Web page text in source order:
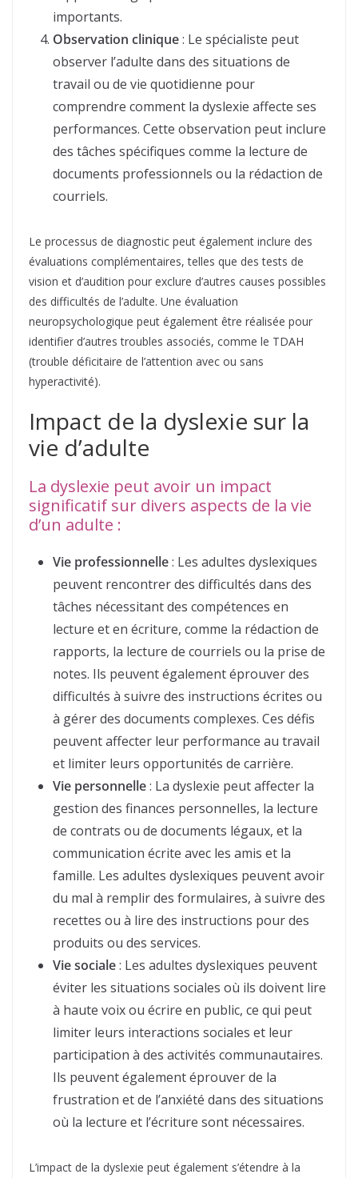
importants.
Observation clinique: Le spécialiste peut
observer l’adulte dans des situations de
travail ou de vie quotidienne pour
comprendre comment la dyslexie affecte ses
performances. Cette observation peut inclure
des tâches spécifiques comme la lecture de
documents professionnels ou la rédaction de
courriels.
Le processus de diagnostic peut également inclure des
évaluations complémentaires, telles que des tests de
vision et d’audition pour exclure d’autres causes possibles
des difficultés de l’adulte. Une évaluation
neuropsychologique peut également être réalisée pour
identifier d’autres troubles associés, comme le TDAH
(trouble déficitaire de l’attention avec ou sans
hyperactivité).
Impact de la dyslexie sur la
vie d’adulte
La dyslexie peut avoir un impact
significatif sur divers aspects de la vie
d’un adulte :
Vie professionnelle: Les adultes dyslexiques
peuvent rencontrer des difficultés dans des
tâches nécessitant des compétences en
lecture et en écriture, comme la rédaction de
rapports, la lecture de courriels ou la prise de
notes. Ils peuvent également éprouver des
difficultés à suivre des instructions écrites ou
à gérer des documents complexes. Ces défis
peuvent affecter leur performance au travail
et limiter leurs opportunités de carrière.
Vie personnelle: La dyslexie peut affecter la
gestion des finances personnelles, la lecture
de contrats ou de documents légaux, et la
communication écrite avec les amis et la
famille. Les adultes dyslexiques peuvent avoir
du mal à remplir des formulaires, à suivre des
recettes ou à lire des instructions pour des
produits ou des services.
Vie sociale: Les adultes dyslexiques peuvent
éviter les situations sociales où ils doivent lire
à haute voix ou écrire en public, ce qui peut
limiter leurs interactions sociales et leur
participation à des activités communautaires.
Ils peuvent également éprouver de la
frustration et de l’anxiété dans des situations
où la lecture et l’écriture sont nécessaires.
L’impact de la dyslexie peut également s’étendre à la